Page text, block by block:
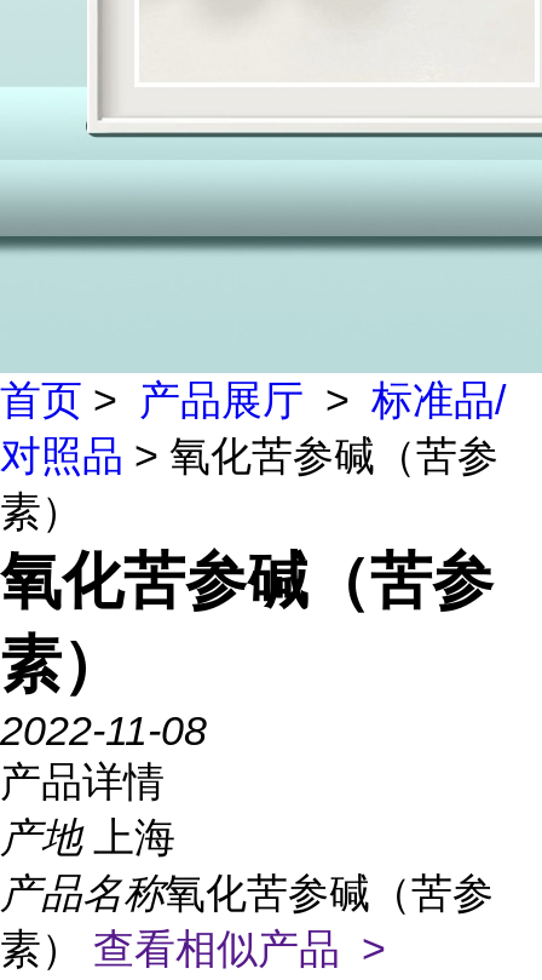
首页 > 产品展厅 > 标准品/
对照品 > 氧化苦参碱（苦参
素）
氧化苦参碱（苦参
素）
2022-11-08
产品详情
产地
上海
产品名称氧化苦参碱（苦参
素） 查看相似产品 >